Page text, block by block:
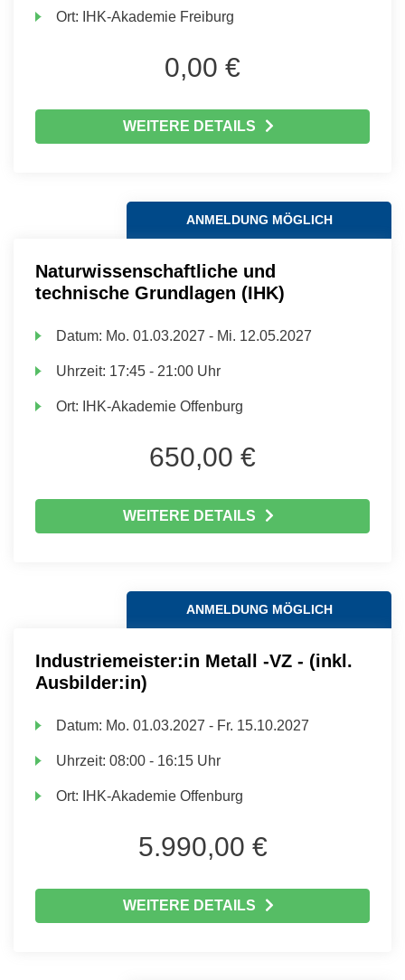
Ort: IHK-Akademie Freiburg
0,00 €
WEITERE DETAILS
ANMELDUNG MÖGLICH
Naturwissenschaftliche und
technische Grundlagen (IHK)
Datum: Mo. 01.03.2027 - Mi. 12.05.2027
Uhrzeit: 17:45 - 21:00 Uhr
Ort: IHK-Akademie Offenburg
650,00 €
WEITERE DETAILS
ANMELDUNG MÖGLICH
Industriemeister:in Metall -VZ - (inkl.
Ausbilder:in)
Datum: Mo. 01.03.2027 - Fr. 15.10.2027
Uhrzeit:08:00 - 16:15 Uhr
Ort: IHK-Akademie Offenburg
5.990,00 €
WEITERE DETAILS